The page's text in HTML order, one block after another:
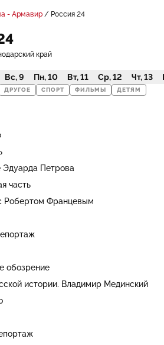
- Армавир Россия 24
край
Вс, 9 Пн, 10 Вт, 11 Ср, 12 Чт, 13
ДРУГОЕ СПОРТ ФИЛЬМЫ ДЕТЯМ
Эдуарда Петрова
часть
Робертом Францевым
обозрение
истории. Владимир Мединский